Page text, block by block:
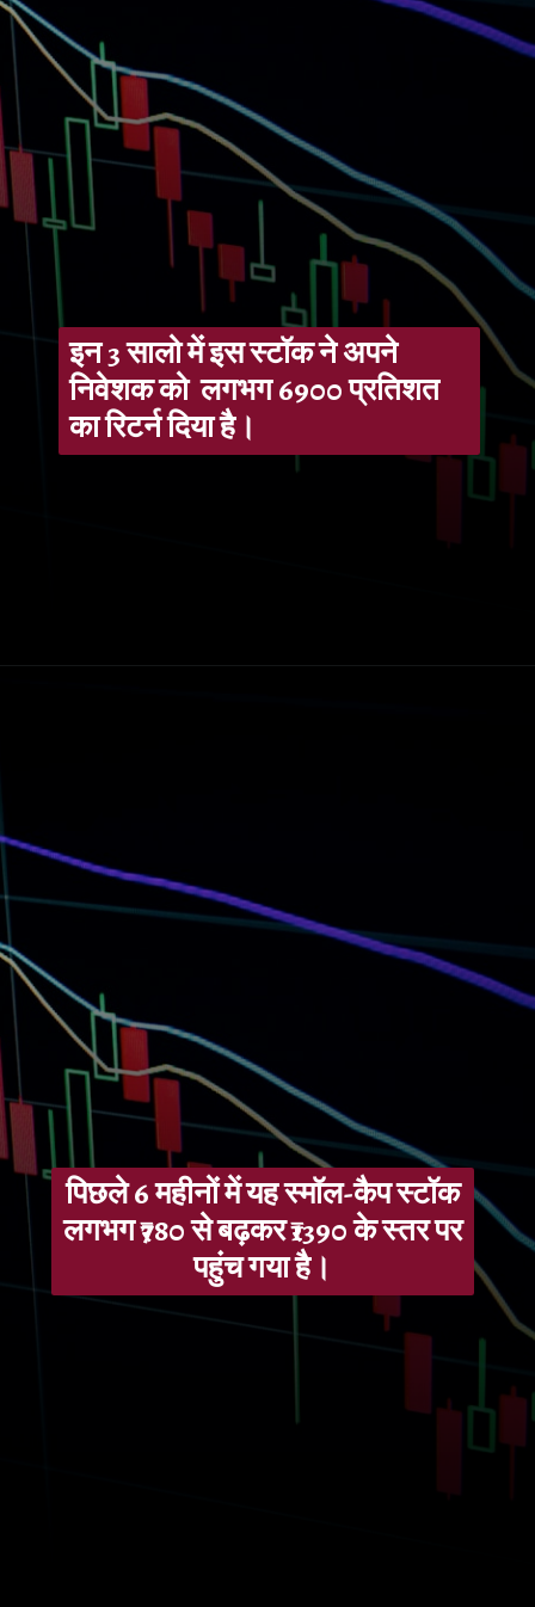
इन 3 सालो में इस स्टॉक ने अपने
निवेशक कोलगभग 6900 प्रतिशत
का रिटर्न दिया है।
पिछले 6 महीनों में यह स्मॉल-कैप स्टॉक
लगभग ₹780 से बढ़कर ₹1390 के स्तर पर
पहुंच गया है।